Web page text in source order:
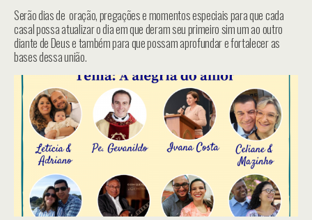
Serão dias de oração, pregações e momentos especiais para que cada
casal possa atualizar o dia em que deram seu primeiro sim um ao outro
diante de Deus e também para que possam aprofundar e fortalecer as
bases dessa união.